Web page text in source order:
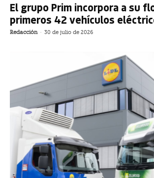
El grupo Prim incorpora a su
primeros 42 vehículos
Redacción - 30 de julio de 2026